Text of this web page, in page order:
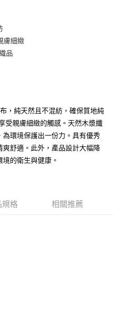
計)
)免運費
膚細緻
品
，純天然且不混紡，確保質地純
受親膚細緻的觸感。天然木漿纖
環境保護出一份力。具有優秀
舒適。此外，產品設計大幅降
的衛生與健康。
規格 相關推薦